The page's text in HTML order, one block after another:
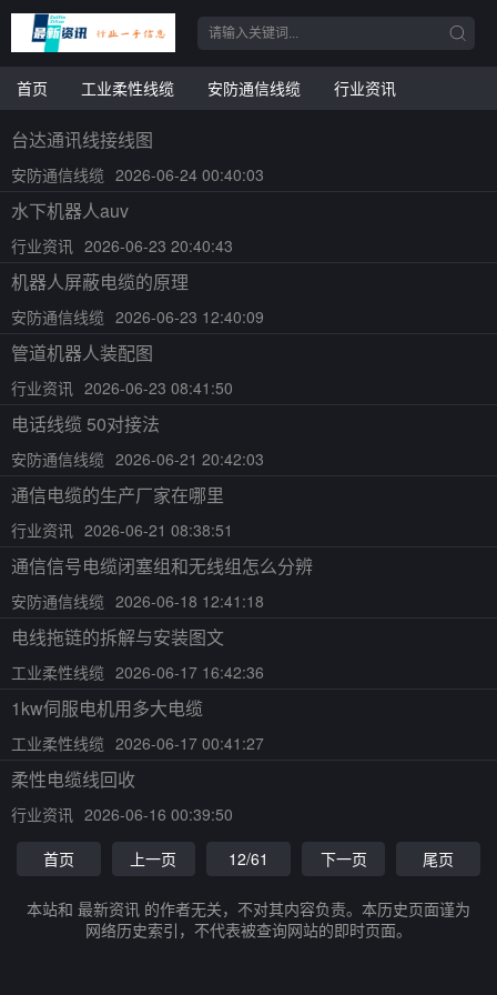
首页 工业柔性线缆 安防通信线缆 行业资讯
台达通讯线接线图
安防通信线缆 2026-06-24 00:40:03
水下机器人auv
行业资讯 2026-06-23 20:40:43
机器人屏蔽电缆的原理
安防通信线缆 2026-06-23 12:40:09
管道机器人装配图
行业资讯 2026-06-23 08:41:50
电话线缆 50对接法
安防通信线缆 2026-06-21 20:42:03
通信电缆的生产厂家在哪里
行业资讯 2026-06-21 08:38:51
通信信号电缆闭塞组和无线组怎么分辨
安防通信线缆 2026-06-18 12:41:18
电线拖链的拆解与安装图文
工业柔性线缆 2026-06-17 16:42:36
1kw伺服电机用多大电缆
工业柔性线缆 2026-06-17 00:41:27
柔性电缆线回收
行业资讯 2026-06-16 00:39:50
首页
上一页 12/61 下一页 尾页
本站和 最新资讯 的作者无关，不对其内容负责。本历史页面谨为
网络历史索引，不代表被查询网站的即时页面。